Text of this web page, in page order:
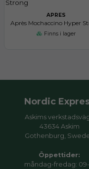
APRES
Après Mochaccino Hyper
Finns i lager
Nordic
Askims verkstadsväg
43634 Askim
Gothenburg,
Öppettider:
måndag-fredag: 09-